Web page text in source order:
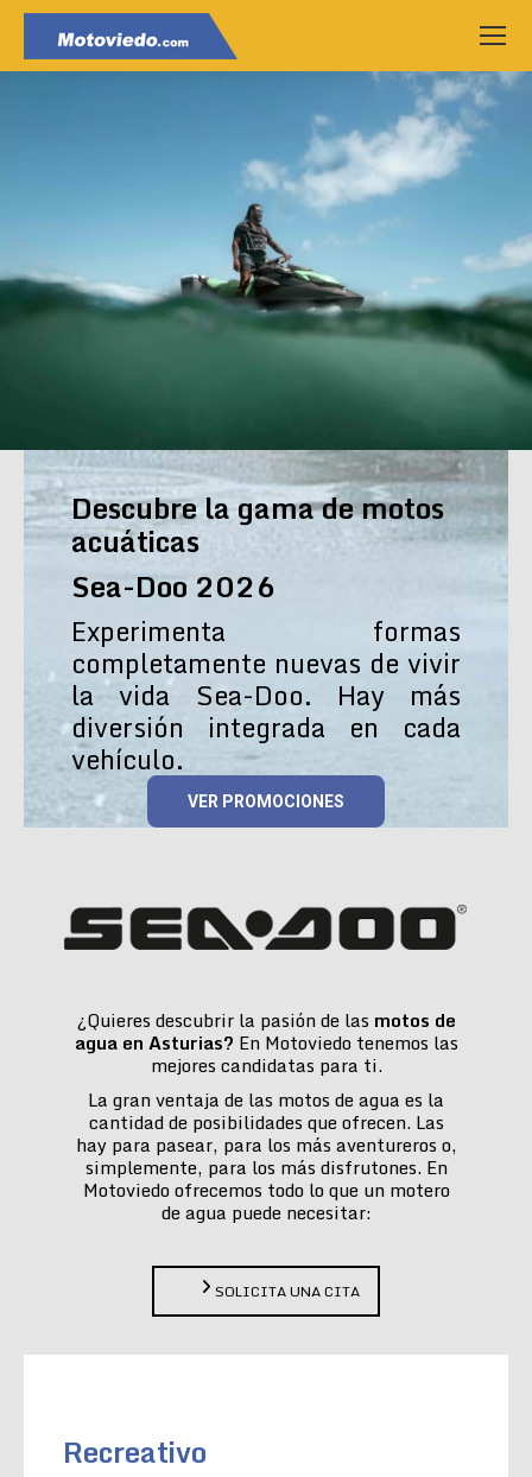
Descubre la gama de motos
acuáticas
Sea-Doo 2026
Experimenta formas
completamente nuevas de vivir
la vida Sea-Doo. Hay más
diversión integrada en cada
vehículo.
VER PROMOCIONES
¿Quieres descubrir la pasión de las motos de
agua en Asturias? En Motoviedo tenemos las
mejores candidatas para ti.
La gran ventaja de las motos de agua es la
cantidad de posibilidades que ofrecen. Las
hay para pasear, para los más aventureros o,
simplemente, para los más disfrutones. En
Motoviedo ofrecemos todo lo que un motero
de agua puede necesitar:
SOLICITA UNA CITA
Recreativo